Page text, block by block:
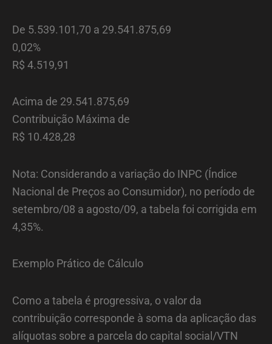
De 5.539.101,70 a 29.541.875,69
0,02%
R$ 4.519,91
Acima de 29.541.875,69
Contribuição Máxima de
R$ 10.428,28
Nota: Considerando a variação do INPC (Índice
Nacional de Preços ao Consumidor), no período de
setembro/08 a agosto/09, a tabela foi corrigida em
4,35%.
Exemplo Prático de Cálculo
Como a tabela é progressiva, o valor da
contribuição corresponde à soma da aplicação das
alíquotas sobre a parcela do capital social/VTN